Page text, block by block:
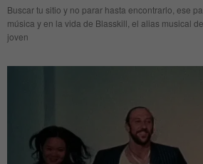
Buscar tu sitio y no parar hasta encontrarlo, ese
música y en la vida de Blasskill, el alias musical
joven